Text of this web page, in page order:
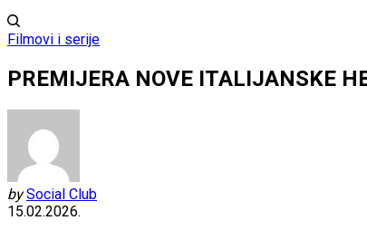
Filmovi i serije
PREMIJERA NOVE ITALIJANSKE
by Social Club
15.02.2026.